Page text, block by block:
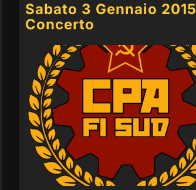
Sabato 3 Gennaio 2015
Concerto